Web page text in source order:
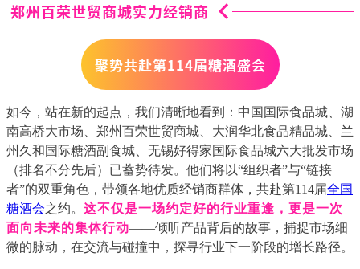
郑州百荣世贸商城实力经销商
聚势共赴第114届糖酒盛会
如今，站在新的起点，我们清晰地看到：中国国际食品城、湖
南高桥大市场、郑州百荣世贸商城、大润华北食品精品城、兰
州久和国际糖酒副食城、无锡好得家国际食品城六大批发市场
（排名不分先后）已蓄势待发。他们将以“组织者”与“链接
者”的双重角色，带领各地优质经销商群体，共赴第114届全国
糖酒会之约。 这不仅是一场约定好的行业重逢，更是一次
面向未来的集体行动——倾听产品背后的故事，捕捉市场细
微的脉动，在交流与碰撞中，探寻行业下一阶段的增长路径。